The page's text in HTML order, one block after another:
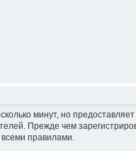
минут, но
Прежде чем
правилами.